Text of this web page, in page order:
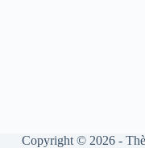
Copyright © 2026 -